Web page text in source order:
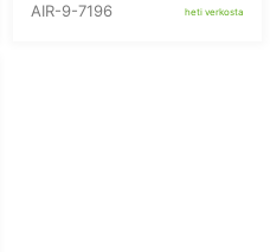
AIR-9-7196 heti verkosta